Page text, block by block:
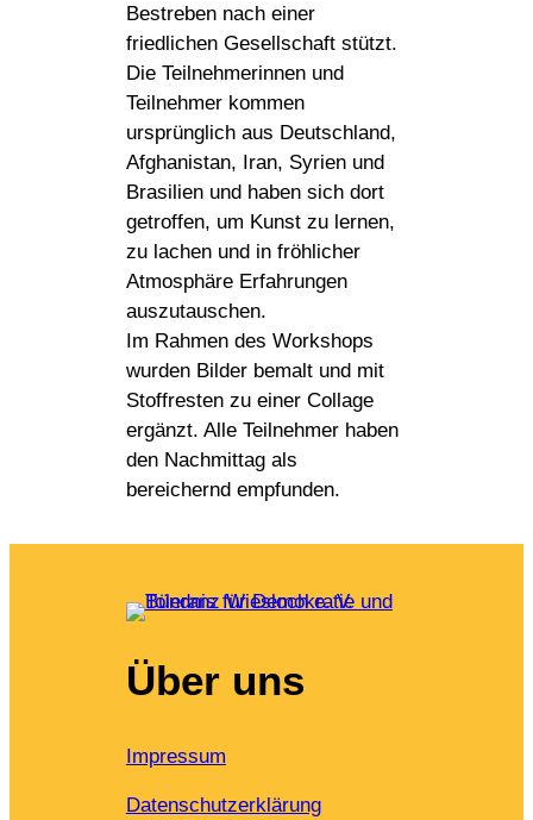
Bestreben nach einer
friedlichen Gesellschaft stützt.
Die Teilnehmerinnen und
Teilnehmer kommen
ursprünglich aus Deutschland,
Afghanistan, Iran, Syrien und
Brasilien und haben sich dort
getroffen, um Kunst zu lernen,
zu lachen und in fröhlicher
Atmosphäre Erfahrungen
auszutauschen.
Im Rahmen des Workshops
wurden Bilder bemalt und mit
Stoffresten zu einer Collage
ergänzt. Alle Teilnehmer haben
den Nachmittag als
bereichernd empfunden.
Über uns
Impressum
Datenschutzerklärung